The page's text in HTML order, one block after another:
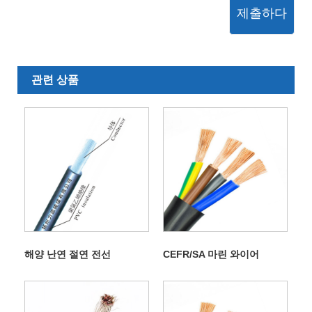
제출하다
관련 상품
해양 난연 절연 전선 CEFR/SA 마린 와이어